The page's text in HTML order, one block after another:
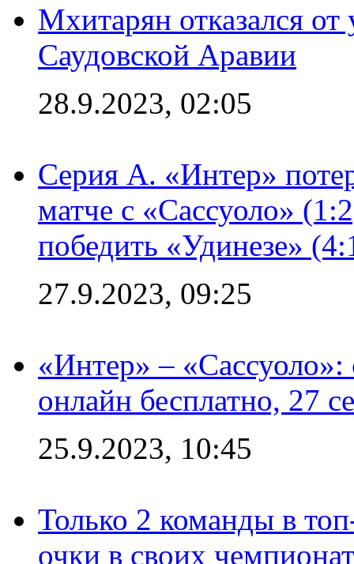
Мхитарян отказался от
Саудовской Аравии
28.9.2023, 02:05
Серия А. «Интер»
матче с «Сассуоло»
победить «Удинезе»
27.9.2023, 09:25
«Интер» –
онлайн бесплатно, 27
25.9.2023, 10:45
Только 2 команды в
очки в своих